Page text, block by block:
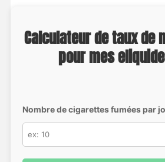
Calculateur de taux de
pour mes
Nombre de cigarettes fumées par